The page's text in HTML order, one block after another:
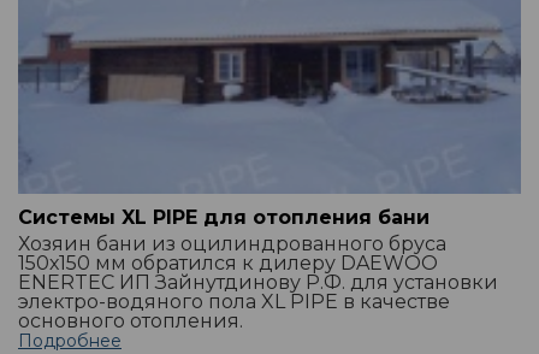
Системы XL PIPE для отопления бани
Хозяин бани из оцилиндрованного бруса
150х150 мм обратился к дилеру DAEWOO
ENERTEC ИП Зайнутдинову Р.Ф. для установки
электро-водяного пола XL PIPE в качестве
основного отопления.
Подробнее